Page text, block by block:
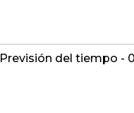
Previsión del tiempo -